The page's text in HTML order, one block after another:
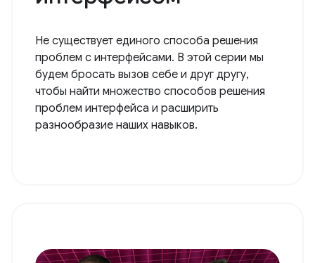
Не существует единого способа решения
проблем с интерфейсами. В этой серии мы
будем бросать вызов себе и друг другу,
чтобы найти множество способов решения
проблем интерфейса и расширить
разнообразие наших навыков.